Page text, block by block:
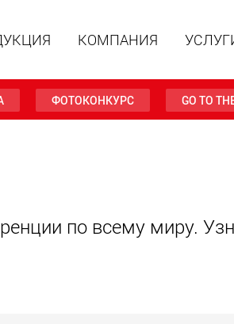
КОМПАНИЯ
ФОТОКОНКУРС GO TO
по всему миру.